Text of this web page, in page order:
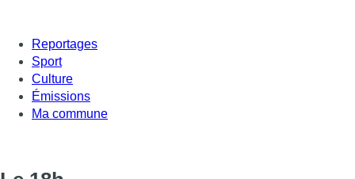
Reportages
Sport
Culture
Émissions
Ma commune